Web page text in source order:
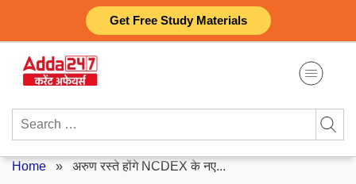
Get Free Study Materials
content
Search
Home » अरुण रस्ते होंगे NCDEX के नए...